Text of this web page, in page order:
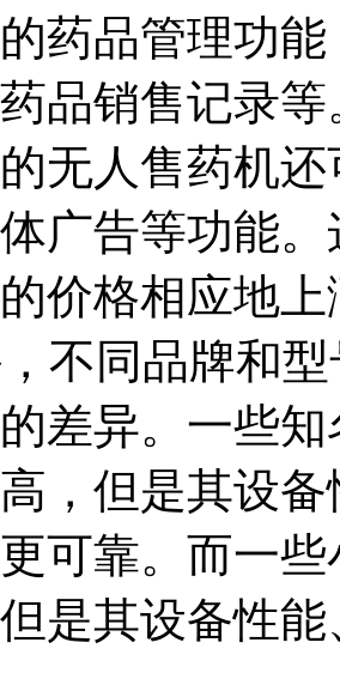
药品管理功
品销售记录
无人售药机
广告等功能
价格相应地上
同品牌和型
差异。一些
，但是其设
可靠。而一
是其设备性